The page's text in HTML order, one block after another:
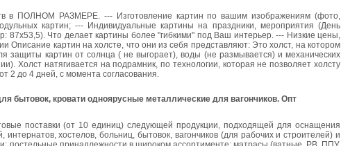
в ПОЛНОМ РАЗМЕРЕ. --- Изготовление картин по вашим изображениям (фото,
картин; --- Индивидуальные картины на праздники, мероприятия (День
87х53,5). Что делает картины более "гибкими" под Ваш интерьер. --- Низкие цены,
Описание картин на холсте, что они из себя представляют: Это холст, на котором
защиты картин от солнца ( не выгорает), воды (не размывается) и механических
Холст натягивается на подрамник, по технологии, которая не позволяет холсту
2 до 4 дней, с момента согласования.
бытовок, кровати одноярусные металлические для вагончиков. Опт
поставки (от 10 единиц) следующей продукции, подходящей для оснащения
хостелов, больниц, бытовок, вагончиков (для рабочих и строителей) и